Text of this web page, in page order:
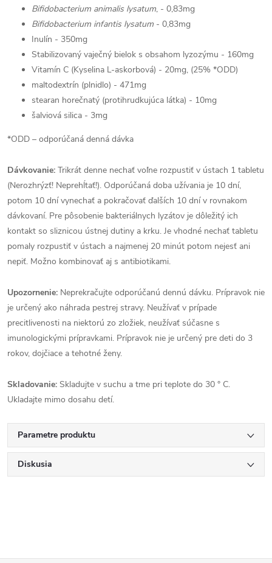
Bifidobacterium animalis lysatum, - 0,83mg
Bifidobacterium infantis lysatum - 0,83mg
Inulín - 350mg
Stabilizovaný vaječný bielok s obsahom lyzozýmu - 160mg
Vitamín C (Kyselina L-askorbová) - 20mg, (25% *ODD)
maltodextrín (plnidlo) - 471mg
stearan horečnatý (protihrudkujúca látka) - 10mg
šalviová silica - 3mg
*ODD – odporúčaná denná dávka
Dávkovanie: Trikrát denne nechať voľne rozpustiť v ústach 1 tabletu
(Nerozhrýzť! Neprehĺtať!). Odporúčaná doba užívania je 10 dní,
potom 10 dní vynechať a pokračovať ďalších 10 dní v rovnakom
dávkovaní. Pre pôsobenie bakteriálnych lyzátov je dôležitý ich
kontakt so sliznicou ústnej dutiny a krku. Je vhodné nechať tabletu
pomaly rozpustiť v ústach a najmenej 20 minút potom nejesť ani
nepiť. Možno kombinovať aj s antibiotikami.
Upozornenie: Neprekračujte odporúčanú dennú dávku. Prípravok nie
je určený ako náhrada pestrej stravy. Neužívať v prípade
precitlivenosti na niektorú zo zložiek, neužívať súčasne s
imunologickými prípravkami. Prípravok nie je určený pre deti do 3
rokov, dojčiace a tehotné ženy.
Skladovanie: Skladujte v suchu a tme pri teplote do 30 ° C.
Ukladajte mimo dosahu detí.
Parametre produktu
Diskusia